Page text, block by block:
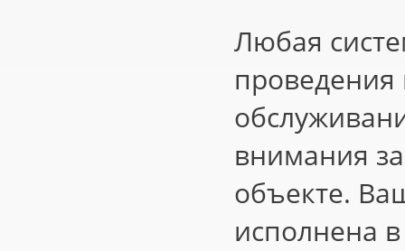
Любая
проведения
внимания
объекте.
исполнена